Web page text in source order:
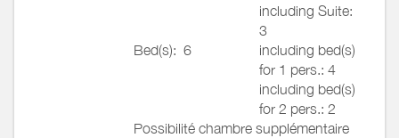
including Suite:
3
Bed(s): 6
including bed(s)
for 1 pers.: 4
including bed(s)
for 2 pers.: 2
Possibilité chambre supplémentaire